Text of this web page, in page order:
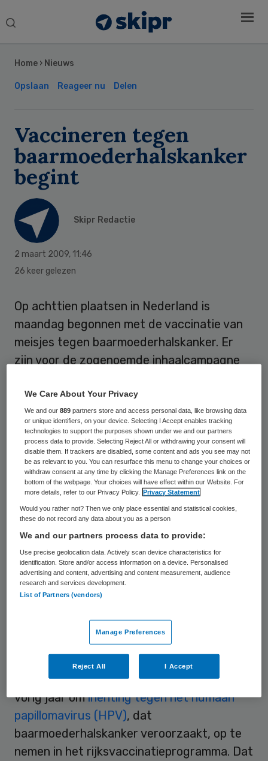
Search
Home › Nieuws
Opslaan Reageer nu Delen
Vaccineren tegen
baarmoederhalskanker
begint
Skipr Redactie
2 maart 2009, 11:46
26 keer gelezen
Op achttien plaatsen in Nederland is
maandag begonnen met de vaccinatie van
meisjes tegen baarmoederhalskanker. Er
zijn voor de zogenoemde inhaalcampagne
jaar dertien tot en met zestien jaar worden.
Bij de GGD kunnen ze de drie prikken binnen
een half jaar halen die nodig zijn om zich
tegen de ziekte te beschermen.
Twaalfjarigen
Vanaf september krijgen alle meisjes vanaf
twaalf jaar prikken tegen
baarmoederhalskanker. Jaarlijks lopen
zeshonderd vrouwen deze ziekte op.
Ongeveer tweehonderd tot 250 patiënten
Rijksvaccinatieprogramma
Minister Ab Klink (Volksgezondheid) besloot
vorig jaar ominenting tegen het humaan
papillomavirus (HPV), dat
baarmoederhalskanker veroorzaakt, op te
nemen in het rijksvaccinatieprogramma. Dat
Sidebar
We Care About Your Privacy
We and our889 partners store and access personal data, like browsing data
or unique identifiers, on your device. Selecting I Accept enables tracking
technologies to support the purposes shown under we and our partners
process data to provide. Selecting Reject All or withdrawing your consent will
disable them. If trackers are disabled, some content and ads you see may not
be as relevant to you. You can resurface this menu to change your choices or
withdraw consent at any time by clicking the Manage Preferences link on the
bottom of the webpage. Your choices will have effect within our Website. For
more details, refer to our Privacy Policy.
Privacy Statement
Would you rather not? Then we only place essential and statistical cookies,
these do not record any data about you as a person
We and our partners process data to provide:
Use precise geolocation data. Actively scan device characteristics for
identification. Store and/or access information on a device. Personalised
advertising and content, advertising and content measurement, audience
research and services development.
List of Partners (vendors)
Manage Preferences
Reject All I Accept